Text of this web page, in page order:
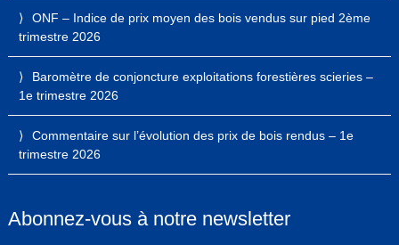
ONF – Indice de prix moyen des bois vendus sur pied 2ème
trimestre 2026
Baromètre de conjoncture exploitations forestières scieries –
1e trimestre 2026
Commentaire sur l’évolution des prix de bois rendus – 1e
trimestre 2026
Abonnez-vous à notre newsletter